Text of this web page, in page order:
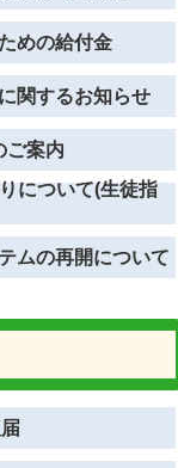
めの給付金
関するお知らせ
ご案内
について(生徒指
ムの再開について